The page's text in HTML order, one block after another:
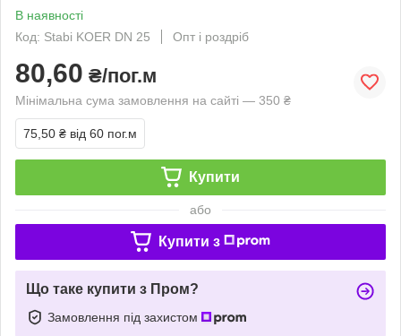
В наявності
Код: Stabi KOER DN 25
Опт і роздріб
80,60 ₴/пог.м
Мінімальна сума замовлення на сайті — 350 ₴
75,50 ₴ від 60 пог.м
Купити
або
Купити з
Що таке купити з Пром?
Замовлення під захистом